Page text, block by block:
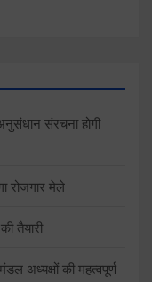
संरचना होगी
रोजगार मेले
तैयारी
अध्यक्षों की महत्वपूर्ण